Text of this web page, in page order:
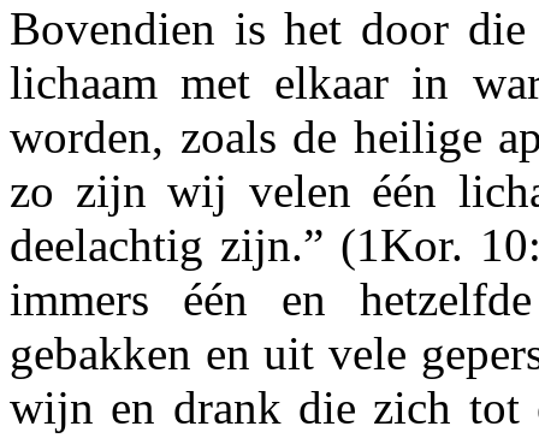
Bovendien is het door
lichaam met elkaar in
worden, zoals de heilige
zo zijn wij velen één
deelachtig zijn.” (1Kor.
immers één en
gebakken en uit vele
wijn en drank die zich tot